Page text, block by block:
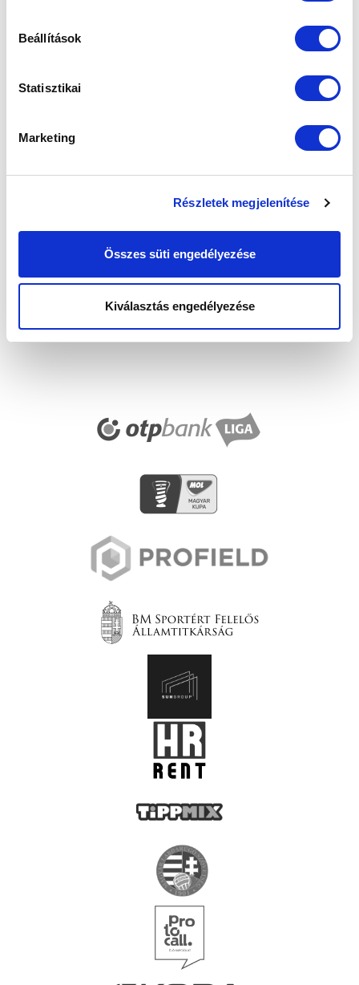
Beállítások
Statisztikai
Marketing
Részletek megjelenítése
Összes süti engedélyezése
Kiválasztás engedélyezése
SZPONZOROK